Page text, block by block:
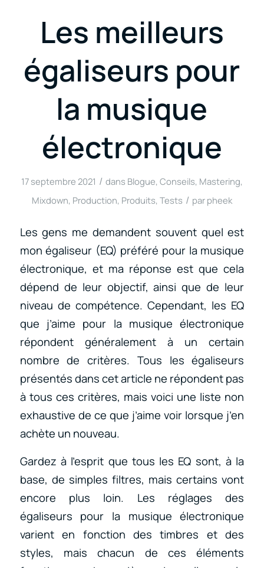
Les meilleurs
égaliseurs pour
la musique
électronique
17 septembre 2021 / dans Blogue, Conseils, Mastering,
Mixdown, Production, Produits, Tests / par pheek
Les gens me demandent souvent quel est
mon égaliseur (EQ) préféré pour la musique
électronique, et ma réponse est que cela
dépend de leur objectif, ainsi que de leur
niveau de compétence. Cependant, les EQ
que j’aime pour la musique électronique
répondent généralement à un certain
nombre de critères. Tous les égaliseurs
présentés dans cet article ne répondent pas
à tous ces critères, mais voici une liste non
exhaustive de ce que j’aime voir lorsque j’en
achète un nouveau.
Gardez à l’esprit que tous les EQ sont, à la
base, de simples filtres, mais certains vont
encore plus loin. Les réglages des
égaliseurs pour la musique électronique
varient en fonction des timbres et des
styles, mais chacun de ces éléments